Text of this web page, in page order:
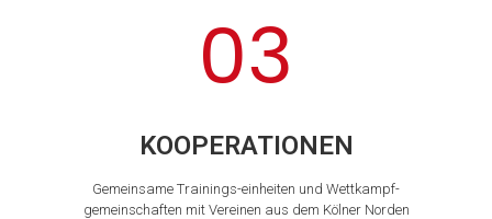
03
KOOPERATIONEN
Gemeinsame Trainings-einheiten und Wettkampf-
gemeinschaften mit Vereinen aus dem Kölner Norden